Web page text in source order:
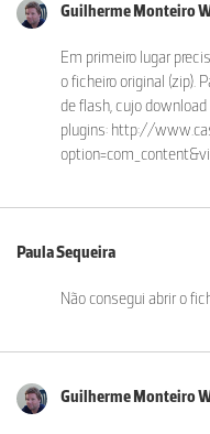
Guilherme Monteiro
Em primeiro lugar
o ficheiro original (zip).
de flash, cujo
plugins: http://
Paula Sequeira
Não consegui abrir o
Guilherme Monteiro